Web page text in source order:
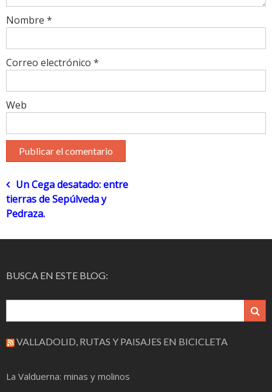
Nombre *
Correo electrónico *
Web
Navegación
de
entradas
Un Cega desatado: entre
tierras de Sepúlveda y
Pedraza.
BUSCA EN ESTE BLOG:
VALLADOLID, RUTAS Y PAISAJES EN BICICLETA
La Valduerna: minas y molinos